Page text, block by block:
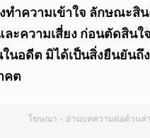
ทำความเข้าใจ ลักษณะสิน
ะความเสี่ยง ก่อนตัดสินใ
ในอดีต มิได้เป็นสิ่งยืนยันถึ
คต
โฆษณา - อ่านบทความต่อด้านล่